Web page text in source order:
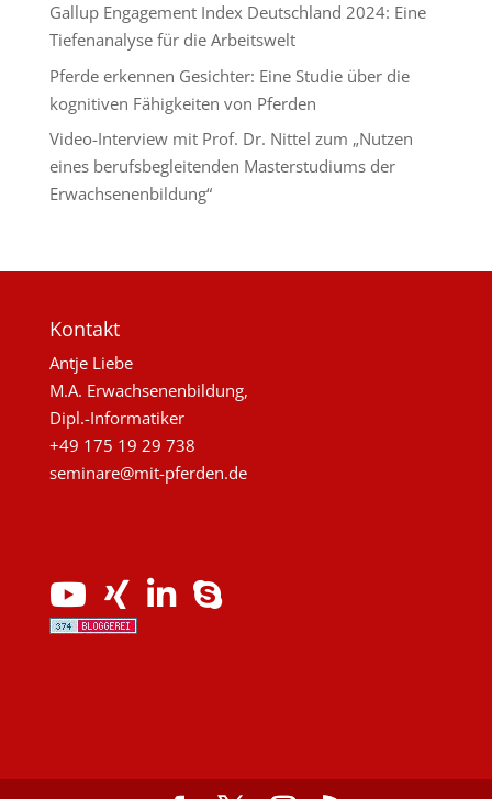
Gallup Engagement Index Deutschland 2024: Eine
Tiefenanalyse für die Arbeitswelt
Pferde erkennen Gesichter: Eine Studie über die
kognitiven Fähigkeiten von Pferden
Video-Interview mit Prof. Dr. Nittel zum „Nutzen
eines berufsbegleitenden Masterstudiums der
Erwachsenenbildung“
Kontakt
Antje Liebe
M.A. Erwachsenenbildung,
Dipl.-Informatiker
+49 175 19 29 738
seminare@mit-pferden.de